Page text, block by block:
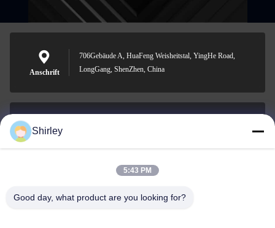
Anschrift
706Gebäude A, HuaFeng Weisheitstal, YingHe Road,
LongGang, ShenZhen, China
E-Mail-Adresse
0086-18148506772
Shirley
5:43 PM
Good day, what product are you looking for?